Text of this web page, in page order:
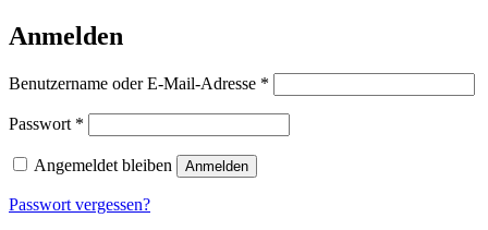
Anmelden
Benutzername oder E-Mail-Adresse *
Passwort *
Angemeldet bleiben Anmelden
Passwort vergessen?